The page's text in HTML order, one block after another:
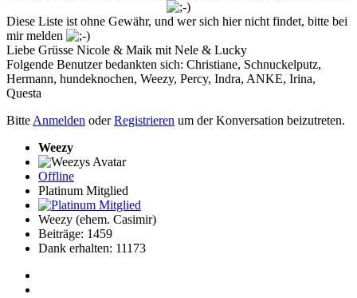
Diese Liste ist ohne Gewähr, und wer sich hier nicht findet, bitte bei
mir melden
Liebe Grüsse Nicole & Maik mit Nele & Lucky
Folgende Benutzer bedankten sich: Christiane, Schnuckelputz,
Hermann, hundeknochen, Weezy, Percy, Indra, ANKE, Irina,
Questa
Bitte Anmelden oderRegistrieren um der Konversation beizutreten.
Weezy
Offline
Platinum Mitglied
Weezy (ehem. Casimir)
Beiträge: 1459
Dank erhalten: 11173